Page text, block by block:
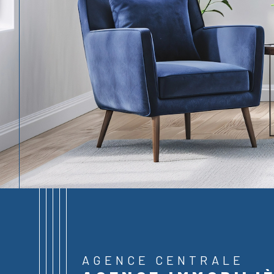
AGENCE CENTRALE